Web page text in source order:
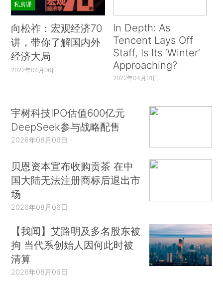
私房课
向松祚：宏观经济70
讲，带你了解国内外
经济大局
2022年04月06日
In Depth: As
Tencent Lays Off
Staff, Is Its ‘Winter’
Approaching?
2022年04月01日
宇树科技IPO估值600亿元
DeepSeek参与战略配售
2026年08月06日
贝恩资本宣布收购贡茶 在中
国大陆无法注册商标后退出市
场
2026年08月06日
【我闻】艾路明及多名股东被
拘 当代系创始人因何此时被
清算
2026年08月06日